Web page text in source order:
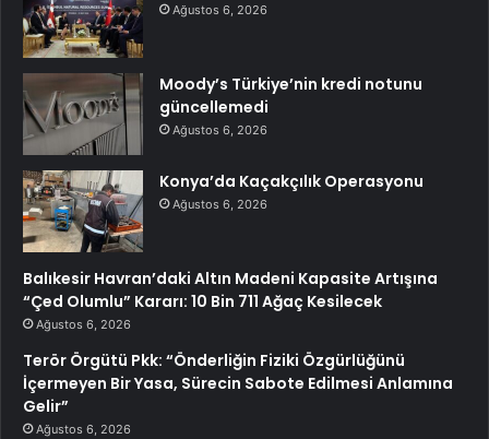
Ağustos 6, 2026
Moody’s Türkiye’nin kredi notunu
güncellemedi
Ağustos 6, 2026
Konya’da Kaçakçılık Operasyonu
Ağustos 6, 2026
Balıkesir Havran’daki Altın Madeni Kapasite Artışına
“Çed Olumlu” Kararı: 10 Bin 711 Ağaç Kesilecek
Ağustos 6, 2026
Terör Örgütü Pkk: “Önderliğin Fiziki Özgürlüğünü
İçermeyen Bir Yasa, Sürecin Sabote Edilmesi Anlamına
Gelir”
Ağustos 6, 2026